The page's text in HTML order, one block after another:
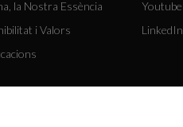
la Nostra Essència
i Valors
Youtube
LinkedIn